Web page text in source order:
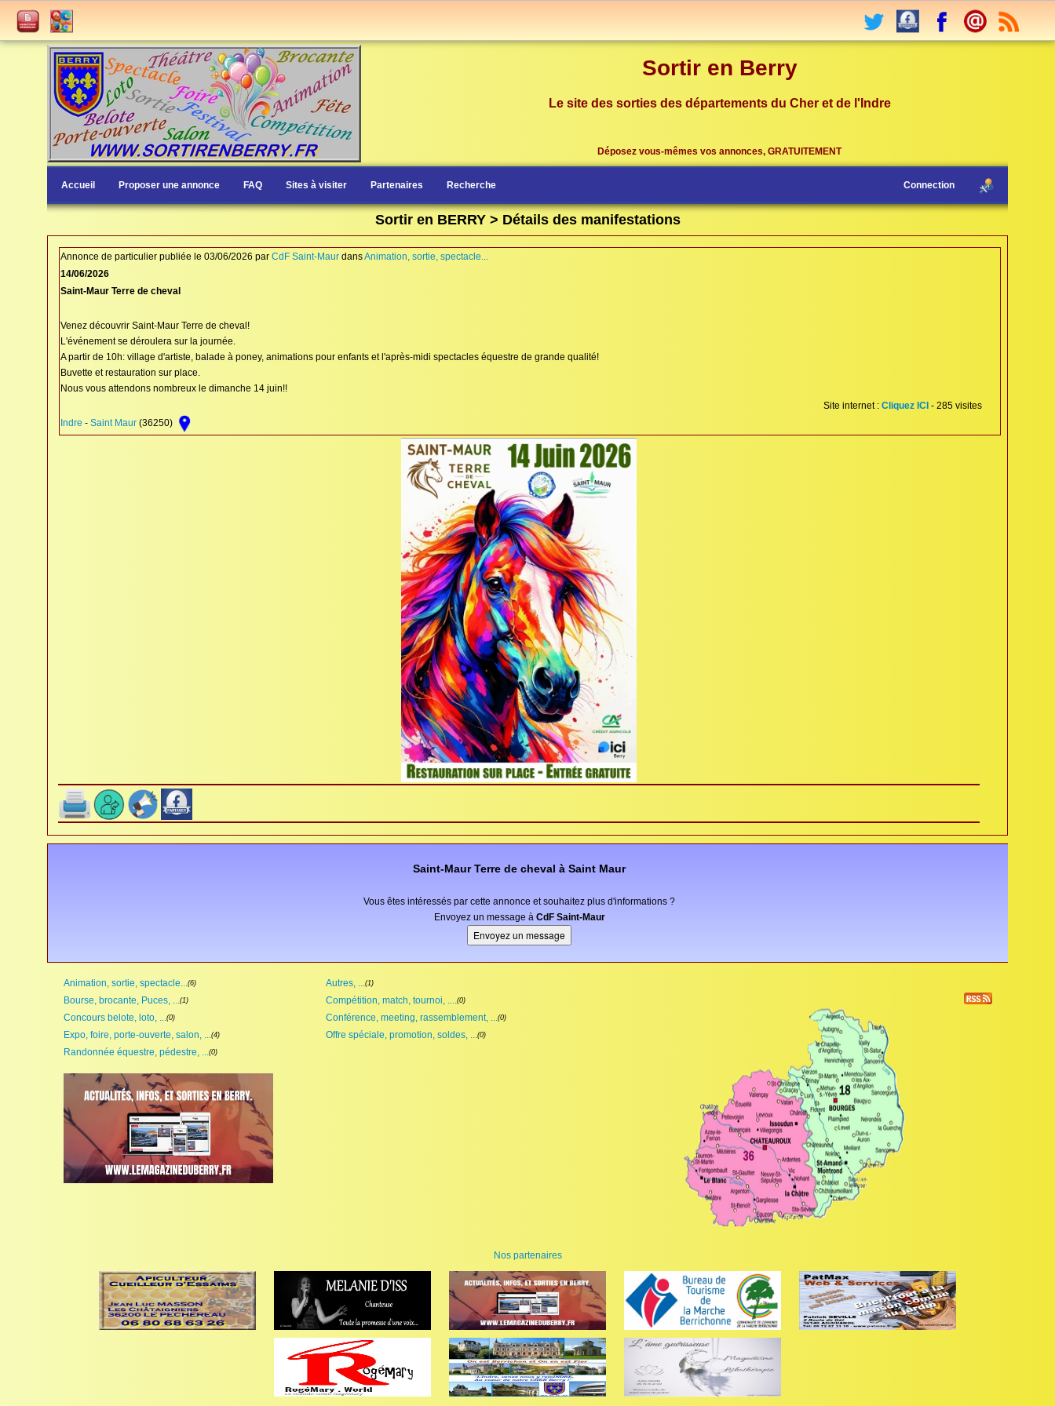
Sortir en Berry
Le site des sorties des départements du Cher et de l'Indre
Déposez vous-mêmes vos annonces, GRATUITEMENT
Accueil Proposer une annonce FAQ Sites à visiter Partenaires Recherche Connection
Sortir en BERRY > Détails des manifestations
Annonce de particulier publiée le 03/06/2026 par CdF Saint-Maur dansAnimation, sortie, spectacle...
14/06/2026
Saint-Maur Terre de cheval
Venez découvrir Saint-Maur Terre de cheval!
L'événement se déroulera sur la journée.
A partir de 10h: village d'artiste, balade à poney, animations pour enfants et l'après-midi spectacles équestre de grande qualité!
Buvette et restauration sur place.
Nous vous attendons nombreux le dimanche 14 juin!!
Site internet :Cliquez ICI - 285 visites
Indre - Saint Maur (36250)
Saint-Maur Terre de cheval à Saint Maur
Vous êtes intéressés par cette annonce et souhaitez plus d'informations ?
Envoyez un message à CdF Saint-Maur
Animation, sortie, spectacle... (6) Autres, ... (1)
Bourse, brocante, Puces, ... (1) Compétition, match, tournoi, .... (0)
Concours belote, loto, ... (0) Conférence, meeting, rassemblement, ... (0)
Expo, foire, porte-ouverte, salon, ... (4) Offre spéciale, promotion, soldes, ... (0)
Randonnée équestre, pédestre, ... (0)
Nos partenaires